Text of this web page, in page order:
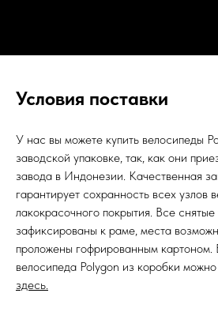
Условия поставки
У нас вы можете купить велосипеды
заводской упаковке, так, как они
завода в Индонезии. Качественная
гарантирует сохранность всех узлов
лакокрасочного покрытия. Все
зафиксированы к раме, места
проложены гофрированным картоном.
велосипеда Polygon из коробки
здесь.